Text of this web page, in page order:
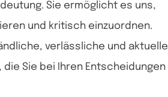
Sie ermöglicht es uns,
und kritisch einzuordnen.
verlässliche und aktuelle
Sie bei Ihren Entscheidungen